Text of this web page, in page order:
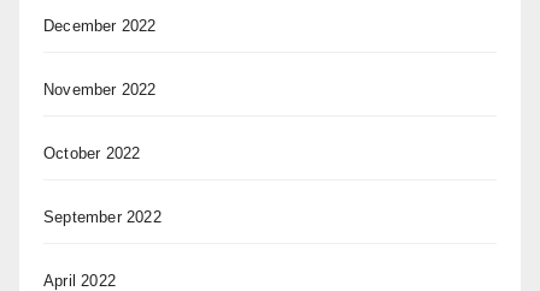
December 2022
November 2022
October 2022
September 2022
April 2022